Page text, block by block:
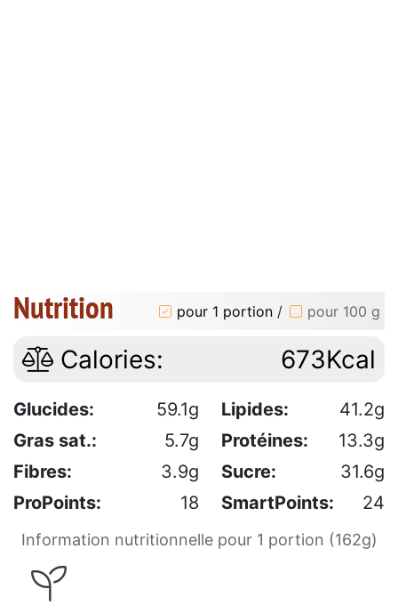
Nutrition pour 1 portion / pour 100 g
Calories: 673Kcal
Glucides: 59.1g Lipides:
41.2g
Gras sat.:
5.7g Protéines:
13.3g
Fibres:
3.9g Sucre:
31.6g
ProPoints:
18 SmartPoints: 24
Information nutritionnelle pour 1 portion (162g)